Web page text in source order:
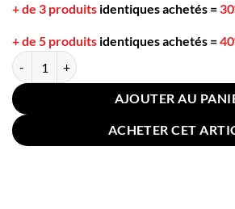
+ de 3 produits identiques achetés =
+ de 5 produits identiques achetés =
quantité de Louche Inox Silicone Bleue 33cm
AJOUTER AU
ACHETER CET